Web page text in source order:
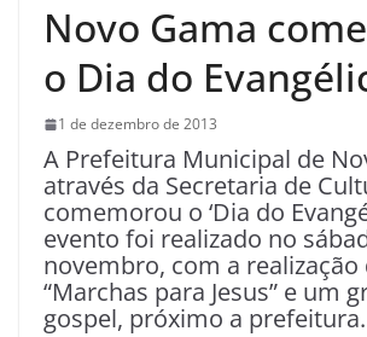
Novo Gama
o Dia do
1 de dezembro de 2013
A Prefeitura Municipal de
através da Secretaria de
comemorou o ‘Dia do
evento foi realizado no
novembro, com a realização
“Marchas para Jesus” e um
gospel, próximo a prefeitura.